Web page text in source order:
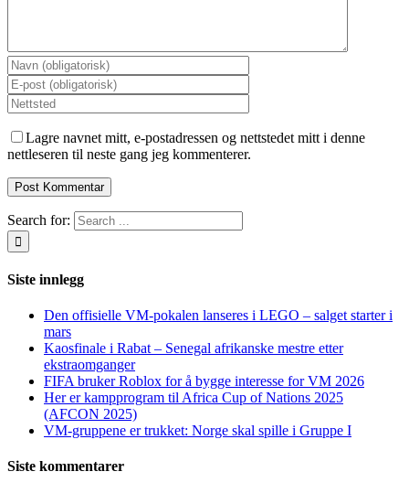
Lagre navnet mitt, e-postadressen og nettstedet mitt i denne
nettleseren til neste gang jeg kommenterer.
Search for:
Siste innlegg
Den offisielle VM-pokalen lanseres i LEGO – salget starter i
mars
Kaosfinale i Rabat – Senegal afrikanske mestre etter
ekstraomganger
FIFA bruker Roblox for å bygge interesse for VM 2026
Her er kampprogram til Africa Cup of Nations 2025
(AFCON 2025)
VM-gruppene er trukket: Norge skal spille i Gruppe I
Siste kommentarer